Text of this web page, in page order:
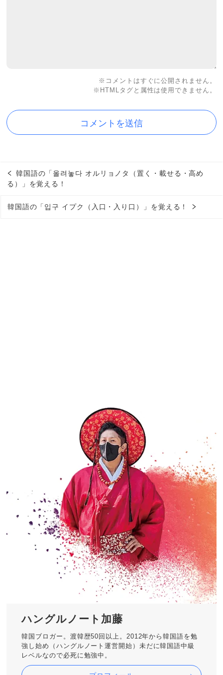
※コメントはすぐに公開されません。
※HTMLタグと属性は使用できません。
韓国語の「올려놓다 オルリョノタ（置く・載せる・高め
る）」を覚える！
韓国語の「입구 イプク（入口・入り口）」を覚える！
ハングルノート加藤
韓国ブロガー。渡韓歴50回以上。2012年から韓国語を勉
強し始め（ハングルノート運営開始）未だに韓国語中級
レベルなので必死に勉強中。